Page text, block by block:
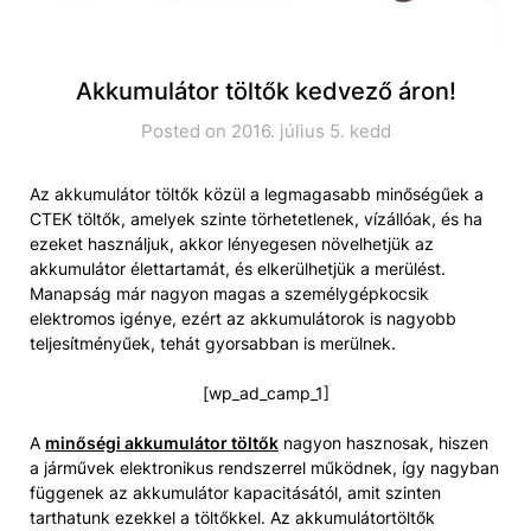
Akkumulátor töltők kedvező áron!
Posted on 2016. július 5. kedd
Az akkumulátor töltők közül a legmagasabb minőségűek a
CTEK töltők, amelyek szinte törhetetlenek, vízállóak, és ha
ezeket használjuk, akkor lényegesen növelhetjük az
akkumulátor élettartamát, és elkerülhetjük a merülést.
Manapság már nagyon magas a személygépkocsik
elektromos igénye, ezért az akkumulátorok is nagyobb
teljesítményűek, tehát gyorsabban is merülnek.
[wp_ad_camp_1]
A minőségi akkumulátor töltők nagyon hasznosak, hiszen
a járművek elektronikus rendszerrel működnek, így nagyban
függenek az akkumulátor kapacitásától, amit szinten
tarthatunk ezekkel a töltőkkel. Az akkumulátortöltők